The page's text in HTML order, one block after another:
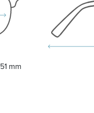
51 mm